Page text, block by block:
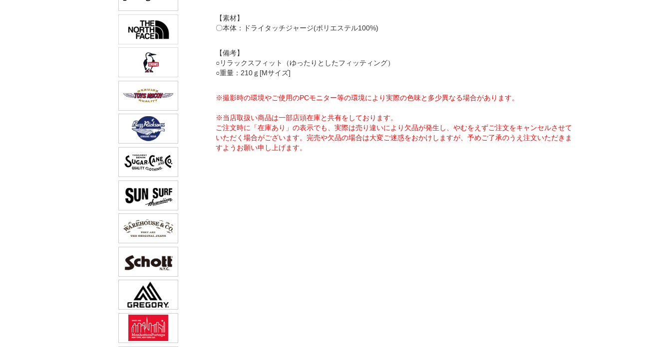
【素材】
〇本体：ドライタッチジャージ(ポリエステル100%)
【備考】
○リラックスフィット（ゆったりとしたフィッティング）
○重量：210ｇ[Mサイズ]
※撮影時の環境やご使用のPCモニター等の環境により実際の色味と多少異なる場合があります。
※当店取扱い商品は一部店頭在庫と共有をしております。
ご注文時に「在庫あり」の表示でも、実際は売り違いにより欠品が発生し、やむをえずご注文をキャンセルさせて
いただく場合がございます。完売や欠品の場合は大変ご迷惑をおかけしますが、予めご了承のうえ注文いただきま
すようお願い申し上げます。